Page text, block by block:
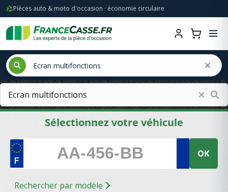
Pièces auto & moto d'occasion · économie circulaire
Sélectionnez votre véhicule
OK
Rechercher par modèle